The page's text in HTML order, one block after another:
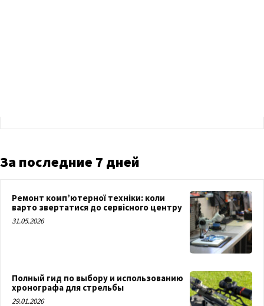
За последние 7 дней
Ремонт комп’ютерної техніки: коли
варто звертатися до сервісного центру
31.05.2026
Полный гид по выбору и использованию
хронографа для стрельбы
29.01.2026